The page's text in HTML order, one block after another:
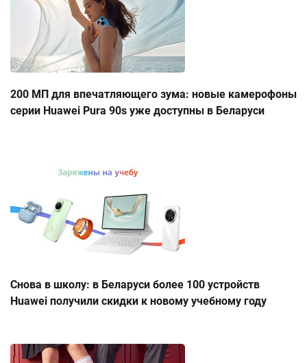
200 МП для впечатляющего зума: новые камерофоны
серии Huawei Pura 90s уже доступны в Беларуси
Снова в школу: в Беларуси более 100 устройств
Huawei получили скидки к новому учебному году